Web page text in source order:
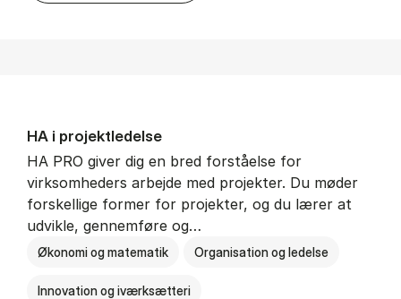
HA i pro­jekt­le­del­se
HA PRO giver dig en bred forståelse for
virksomheders arbejde med projekter. Du møder
forskellige former for projekter, og du lærer at
udvikle, gennemføre og…
Økonomi og matematik Organisation og ledelse
Innovation og iværksætteri